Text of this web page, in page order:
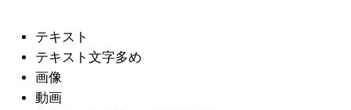
テキスト
テキスト文字多め
画像
動画